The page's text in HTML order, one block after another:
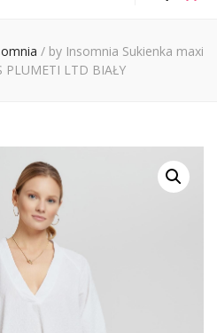
/ by Insomnia Sukienka maxi
PLUMETI LTD BIAŁY